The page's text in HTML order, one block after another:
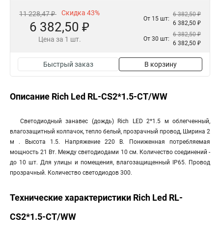
11 228,47 ₽ Скидка 43%
6 382,50 ₽
Цена за 1 шт.
От 15 шт:
6 382,50 ₽
6 382,50 ₽
От 30 шт:
6 382,50 ₽
6 382,50 ₽
Быстрый заказ В корзину
Описание Rich Led RL-CS2*1.5-CT/WW
Светодиодный занавес (дождь) Rich LED 2*1.5 м облегченный,
влагозащитный колпачок, тепло белый, прозрачный провод, Ширина 2
м . Высота 1.5. Напряжение 220 В. Пониженная потребляемая
мощность 21 Вт. Между светодиодами 10 см. Количество соединений -
до 10 шт. Для улицы и помещения, влагозащищенный IP65. Провод
прозрачный. Количество светодиодов 300.
Технические характеристики Rich Led RL-
CS2*1.5-CT/WW